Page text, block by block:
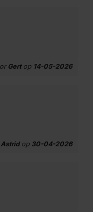
Gertop 14-05-2026
Astridop 30-04-2026